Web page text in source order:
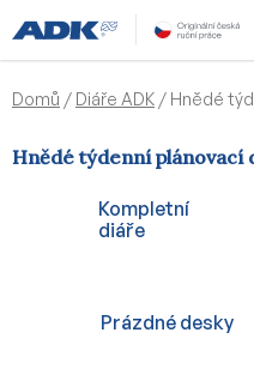
na
obsah
Domů / Diáře ADK / Hnědé
Hnědé týdenní plánovací
Kompletní
diáře
Prázdné desky